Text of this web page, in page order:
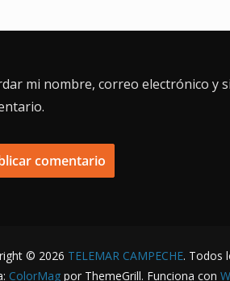
mi nombre, correo electrónico y
© 2026 TELEMAR CAMPECHE. Todos
ColorMag por ThemeGrill. Funciona con